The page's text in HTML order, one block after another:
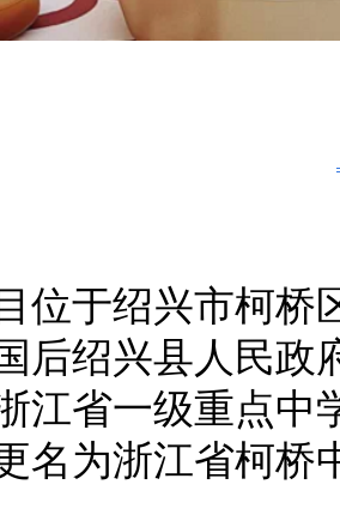
位于绍兴市柯桥
后绍兴县人民政
江省一级重点中
名为浙江省柯桥